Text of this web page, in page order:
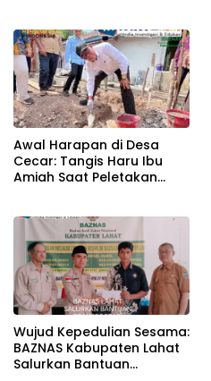
Awal Harapan di Desa
Cecar: Tangis Haru Ibu
Amiah Saat Peletakan
Wujud Kepedulian Sesama:
BAZNAS Kabupaten Lahat
Salurkan Bantuan